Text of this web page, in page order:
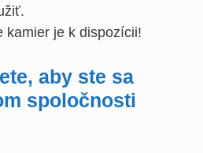
kamier je k dispozícii!
aby ste sa
spoločnosti